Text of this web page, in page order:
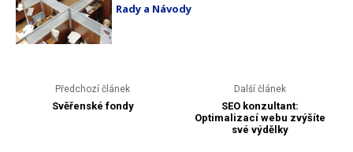
Rady a Návody
Předchozí článek
Svěřenské fondy
Další článek
SEO konzultant:
Optimalizací webu zvýšíte
své výdělky